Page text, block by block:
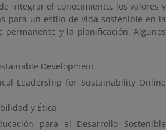
integrar el conocimiento, los valores y
para un estilo de vida sostenible en la
permanente y la planificación. Algunos
Development
Leadership for Sustainability Online
y Ética
para el Desarrollo Sostenible